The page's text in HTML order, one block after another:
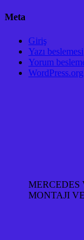
Meta
Giriş
Yazı beslemesi
Yorum
WordPress.org
MONTAJI